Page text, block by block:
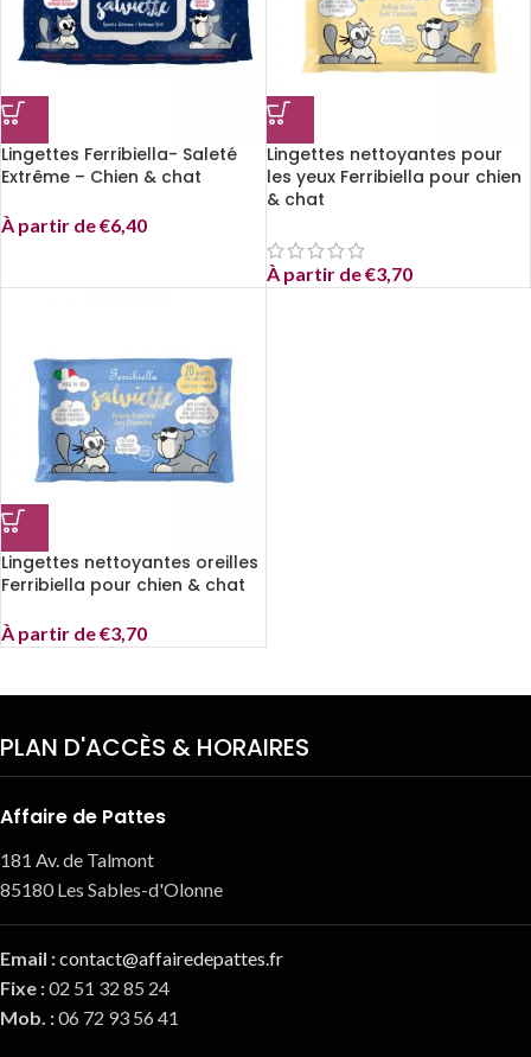
Lingettes Ferribiella- Saleté
Extrême – Chien & chat
À partir de€6,40
Lingettes nettoyantes pour
les yeux Ferribiella pour chien
& chat
À partir de€3,70
Lingettes nettoyantes oreilles
Ferribiella pour chien & chat
À partir de€3,70
PLAN D'ACCÈS & HORAIRES
Affaire de Pattes
181 Av. de Talmont
85180 Les Sables-d'Olonne
Email :contact@affairedepattes.fr
Fixe :02 51 32 85 24
Mob. :06 72 93 56 41